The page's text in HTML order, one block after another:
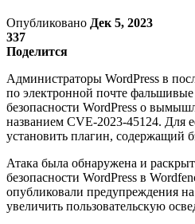
Опубликовано Дек 5, 2023
337
Поделится
Администраторы WordPress в
по электронной почте
безопасности WordPress о
названием CVE-2023-45124. Для
установить плагин, содержащий
Атака была обнаружена и
безопасности WordPress в
опубликовали предупреждения
увеличить пользовательскую